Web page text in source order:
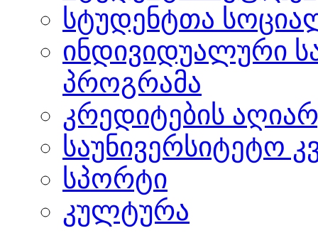
სტუდენტთა
ინდივიდუალური
პროგრამა
კრედიტების
საუნივერსიტეტო
სპორტი
კულტურა